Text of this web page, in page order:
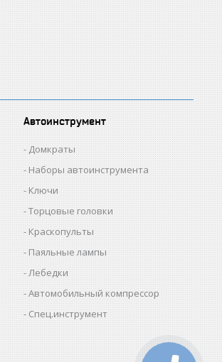
Автоинструмент
Домкраты
Наборы автоинструмента
Ключи
Торцовые головки
Краскопульты
Паяльные лампы
Лебедки
Автомобильный компрессор
Спец.инструмент